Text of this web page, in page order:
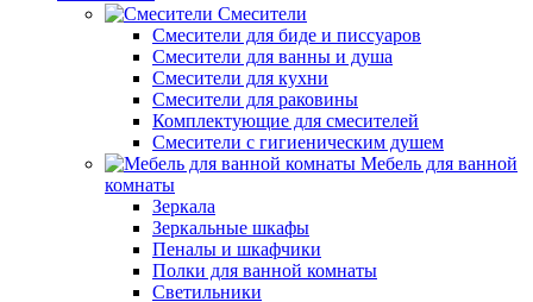
Смесители
Смесители для биде и писсуаров
Смесители для ванны и душа
Смесители для кухни
Смесители для раковины
Комплектующие для смесителей
Смесители с гигиеническим душем
Мебель для ванной
комнаты
Зеркала
Зеркальные шкафы
Пеналы и шкафчики
Полки для ванной комнаты
Светильники